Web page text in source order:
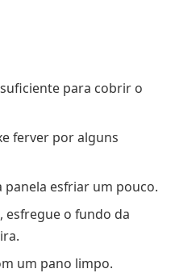
para cobrir o
ferver por alguns
panela esfriar um pouco.
esfregue o fundo da
um pano limpo.